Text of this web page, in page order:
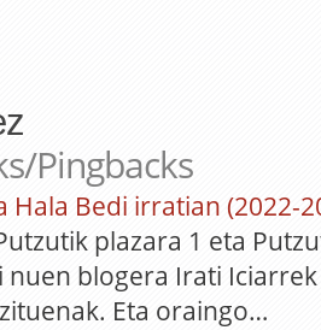
Pingbacks
Hala Bedi irratian (2022-
plazara 1 eta
nuen blogera Irati
Eta oraingo…